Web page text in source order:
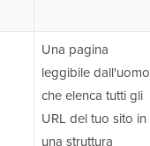
Una pagina
leggibile dall'uomo
che elenca tutti gli
URL del tuo sito in
una struttura